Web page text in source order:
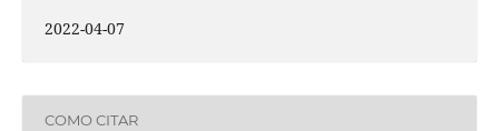
2022-04-07
COMO CITAR